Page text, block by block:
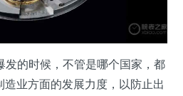
发的时候，不管是哪个国家，都
业方面的发展力度，以防止出